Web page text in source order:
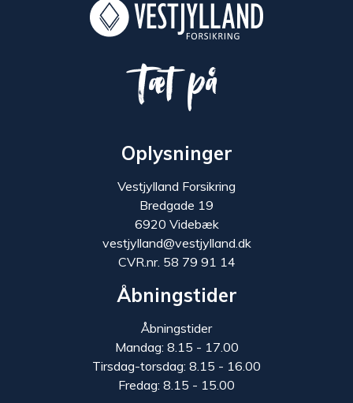
Tæt på
Oplysninger
Vestjylland Forsikring
Bredgade 19
6920 Videbæk
vestjylland@vestjylland.dk
CVR.nr. 58 79 91 14
Åbningstider
Åbningstider
Mandag: 8.15 - 17.00
Tirsdag-torsdag: 8.15 - 16.00
Fredag: 8.15 - 15.00